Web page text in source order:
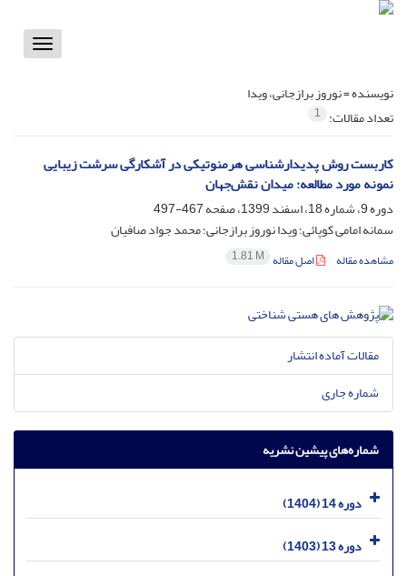
Toggle
نویسنده =نوروز برازجانی، ویدا
تعداد مقالات: 1
کاربست روش پدیدارشناسی هرمنوتیکی در آشکارگی سرشت زیبایی
نمونه مورد مطالعه: میدان نقش‌جهان
دوره 9، شماره 18، اسفند 1399، صفحه
467-497
سمانه امامی کوپائی؛ ویدا نوروز برازجانی؛ محمد جواد صافیان
مشاهده مقاله اصل مقاله 1.81 M
مقالات آماده انتشار
شماره جاری
شماره‌های پیشین نشریه
دوره 14 (1404)
دوره 13 (1403)